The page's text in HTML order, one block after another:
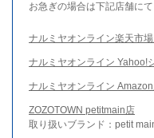
お急ぎの場合は下記店舗に
ナルミヤオンライン楽天市
ナルミヤオンライン Yahoo!
ナルミヤオンライン
ZOZOTOWN petitmain店
取り扱いブランド：petit